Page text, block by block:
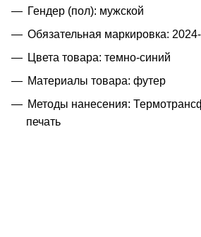
Гендер (пол): мужской
Обязательная маркировка:
Цвета товара: темно-синий
Материалы товара: футер
Методы нанесения:
печать